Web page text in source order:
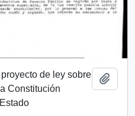
de ley sobre
Constitución
Add